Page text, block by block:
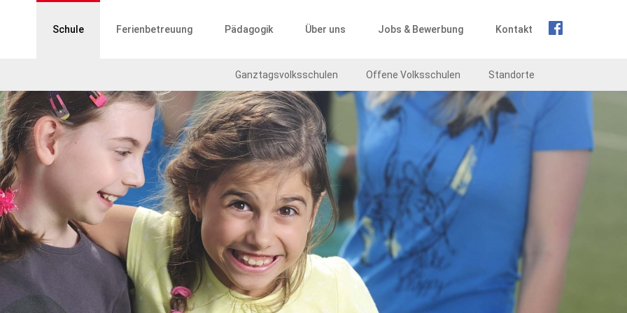
Schule
Ganztagsvolksschulen Offene Volksschulen Standorte
Ferienbetreuung Pädagogik Über uns Jobs & Bewerbung Kontakt